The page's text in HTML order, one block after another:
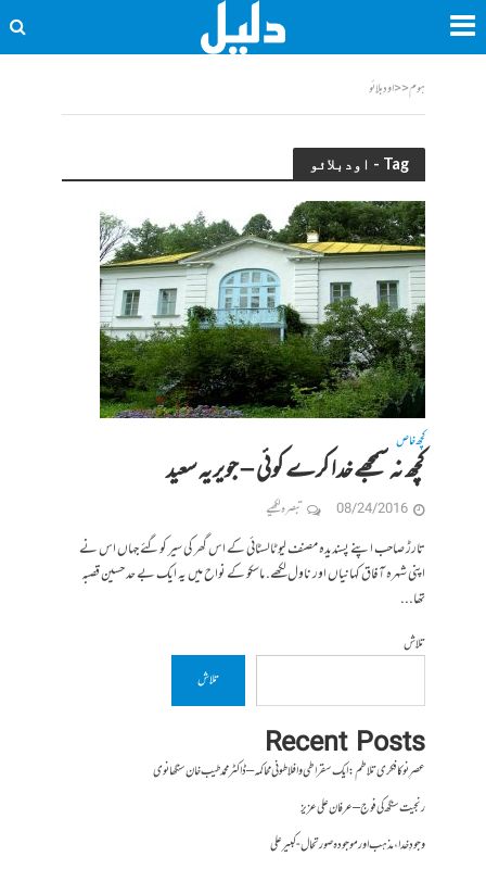
ہوم<<اودبلائو
Tag - اودبلائو
کچھ خاص
کچھ نہ سمجھے خدا کرے کوئی – جویریہ سعید
08/24/2016 تبصرہ لکھیے
تارڑ صاحب اپنے پسندیدہ مصنف لیو ٹالسٹائی کے اس گھر کی سیر کوگئے جہاں اس نے
اپنی شہرہ آفاق کہانیاں اور ناول لکھے. ماسکو کے نواح میں یہ ایک بے حد حسین قصبہ
تھا...
تلاش
تلاش
Recent Posts
عصرِ نو کا فکری تلاطم: ایک سقراطی و افلاطونی محاکمہ – ڈاکٹر محمد طیب خان سنگھانوی
رنجیت سنگھ کی فوج – عرفان علی عزیز
وجودِ خدا، مذہب اور موجودہ صورتحال- کبیر علی